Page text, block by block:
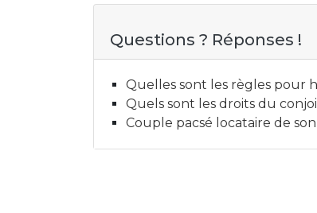
Questions ? Réponses !
Quelles sont les règles pour
Quels sont les droits du
Couple pacsé locataire de